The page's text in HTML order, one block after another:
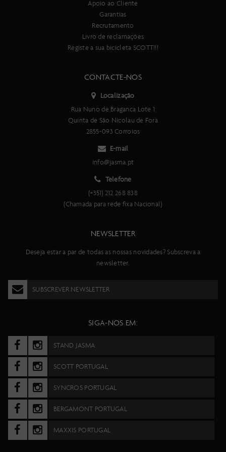
Apoio ao Cliente
Garantias
Recrutamento
Livro de reclamações
Registe a sua bicicleta SCOTT!!!
CONTACTE-NOS
Localização
Rua Nuno de Braganca Lote 1
Quinta de São Nicolau de Fora
2855-093 Corroios
E-mail
info@jasma.pt
Telefone
(+351) 212 268 838
(Chamada para rede fixa Nacional)
NEWSLETTER
Deseja estar a par de todas as nossas novidades? Subscreva a
newsletter.
SUBSCREVER NEWSLETTER
SIGA-NOS EM:
STAND JASMA
SCOTT PORTUGAL
SYNCROS PORTUGAL
BERGAMONT PORTUGAL
MAXXIS PORTUGAL